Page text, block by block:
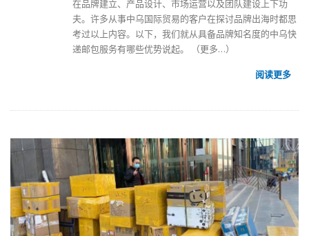
在品牌建立、产品设计、市场运营以及团队建设上下功
夫。许多从事中乌国际贸易的客户在探讨品牌出海时都思
考过以上内容。以下，我们就从具备品牌知名度的中乌快
递邮包服务有哪些优势说起。 （更多…）
阅读更多